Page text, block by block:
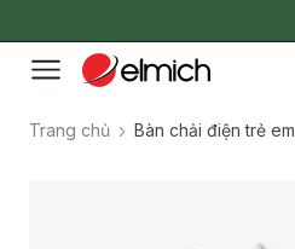
Trang chủ Bàn chải điện trẻ em